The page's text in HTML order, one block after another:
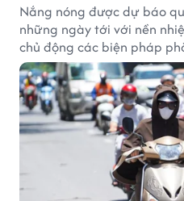
Nắng nóng được dự báo
những ngày tới với nền
chủ động các biện pháp
tác động của thời tiết cực